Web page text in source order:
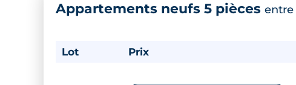
Appartements neufs 5 pièces entre
Lot Prix